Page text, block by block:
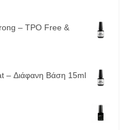
– TPO Free &
– Διάφανη Βάση 15ml